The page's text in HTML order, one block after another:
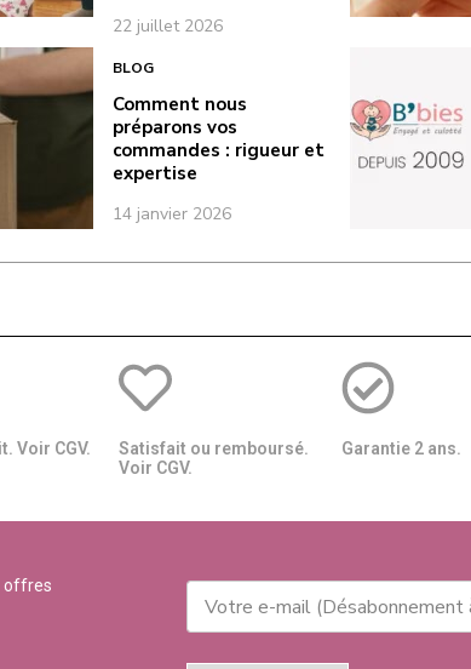
22 juillet 2026
BLOG
Comment nous
préparons vos
commandes : rigueur et
expertise
14 janvier 2026
Voir CGV.
Satisfait ou remboursé.
Voir CGV.
Garantie 2 ans.
offres